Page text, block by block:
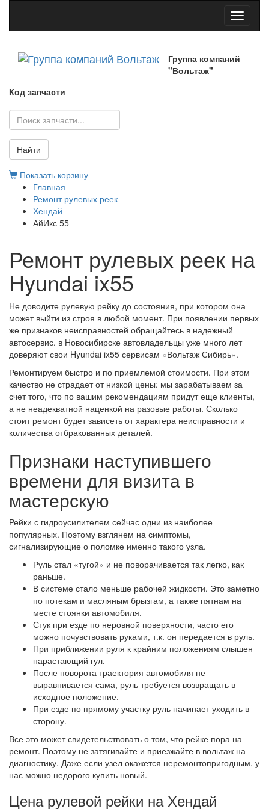
Toggle
Группа компаний
"Вольтаж"
Код запчасти
Найти
Показать корзину
Главная
Ремонт рулевых реек
Хендай
АйИкс 55
Ремонт рулевых реек на
Hyundai ix55
Не доводите рулевую рейку до состояния, при котором она
может выйти из строя в любой момент. При появлении первых
же признаков неисправностей обращайтесь в надежный
автосервис. в Новосибирске автовладельцы уже много лет
доверяют свои Hyundai ix55 сервисам «Вольтаж Сибирь».
Ремонтируем быстро и по приемлемой стоимости. При этом
качество не страдает от низкой цены: мы зарабатываем за
счет того, что по вашим рекомендациям придут еще клиенты,
а не неадекватной наценкой на разовые работы. Сколько
стоит ремонт будет зависеть от характера неисправности и
количества отбракованных деталей.
Признаки наступившего
времени для визита в
мастерскую
Рейки с гидроусилителем сейчас одни из наиболее
популярных. Поэтому взглянем на симптомы,
сигнализирующие о поломке именно такого узла.
Руль стал «тугой» и не поворачивается так легко, как
раньше.
В системе стало меньше рабочей жидкости. Это заметно
по потекам и масляным брызгам, а также пятнам на
месте стоянки автомобиля.
Стук при езде по неровной поверхности, часто его
можно почувствовать руками, т.к. он передается в руль.
При приближении руля к крайним положениям слышен
нарастающий гул.
После поворота траектория автомобиля не
выравнивается сама, руль требуется возвращать в
исходное положение.
При езде по прямому участку руль начинает уходить в
сторону.
Все это может свидетельствовать о том, что рейке пора на
ремонт. Поэтому не затягивайте и приезжайте в вольтаж на
диагностику. Даже если узел окажется неремонтопригодным, у
нас можно недорого купить новый.
Цена рулевой рейки на Хендай